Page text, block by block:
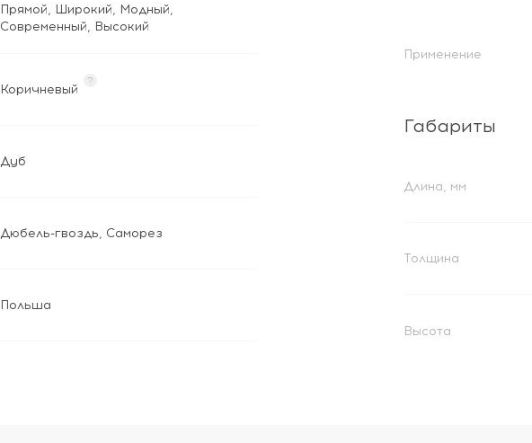
Прямой, Широкий, Модный,
Современный, Высокий
Коричневый
?
Дуб
Дюбель-гвоздь, Саморез
Польша
Применение
Габариты
Длина, мм
Толщина
Высота